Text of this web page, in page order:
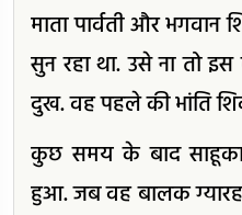
माता पार्वती और भगवान
सुन रहा था. उसे ना तो
दुख. वह पहले की भांति
कुछ समय के बाद
हुआ. जब वह बालक